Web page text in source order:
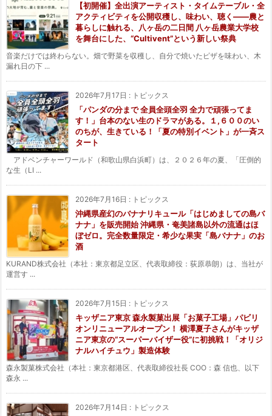
【初開催】全出演アーティスト・タイムテーブル・全
アクティビティを公開収穫し、味わい、聴く——農と
暮らしに触れる、八ヶ岳の二日間 八ヶ岳農業大学校
を舞台にした、“Cultivent”という新しい祭典
音楽だけでは終わらない。畑で野菜を収穫し、自分で焼いたピザを味わい、木
漏れ日の下 ...
2026年7月17日 : トピックス
「パンダの分まで 全員全頭全羽 全力で頑張ってま
す！」台本のない生のドラマがある。１,６００のい
のちが、生きている！「夏の特別イベント」が一斉ス
タート
アドベンチャーワールド（和歌山県白浜町）は、２０２６年の夏、「圧倒的
な生（LI ...
2026年7月16日 : トピックス
沖縄県産幻のバナナリキュール「はじめましての島バ
ナナ」を販売開始 沖縄県・奄美諸島以外の流通はほ
ぼゼロ。完全数量限定・希少な果実「島バナナ」のお
酒
KURAND株式会社（本社：東京都足立区、代表取締役：荻原恭朗）は、当社が
運営す ...
2026年7月15日 : トピックス
キッザニア東京 森永製菓出展「お菓子工場」パビリ
オンリニューアルオープン！ 横澤夏子さんがキッザ
ニア東京の“スーパーバイザー役”に初挑戦！「オリジ
ナルハイチュウ」製造体験
森永製菓株式会社（本社：東京都港区、代表取締役社長 COO：森 信也、以下
森永 ...
2026年7月14日 : トピックス